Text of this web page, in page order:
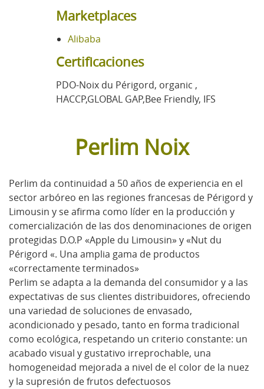
Marketplaces
Alibaba
Certificaciones
PDO-Noix du Périgord, organic ,
HACCP,GLOBAL GAP,Bee Friendly, IFS
Perlim Noix
Perlim da continuidad a 50 años de experiencia en el
sector arbóreo en las regiones francesas de Périgord y
Limousin y se afirma como líder en la producción y
comercialización de las dos denominaciones de origen
protegidas D.O.P «Apple du Limousin» y «Nut du
Périgord «. Una amplia gama de productos
«correctamente terminados»
Perlim se adapta a la demanda del consumidor y a las
expectativas de sus clientes distribuidores, ofreciendo
una variedad de soluciones de envasado,
acondicionado y pesado, tanto en forma tradicional
como ecológica, respetando un criterio constante: un
acabado visual y gustativo irreprochable, una
homogeneidad mejorada a nivel de el color de la nuez
y la supresión de frutos defectuosos